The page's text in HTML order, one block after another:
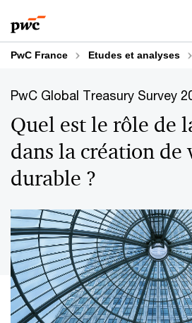
au
contenu
au
pied
dePwC France Etudes et analyses
PwC Global Treasury Survey
Quel est le rôle de
dans la création de
durable ?